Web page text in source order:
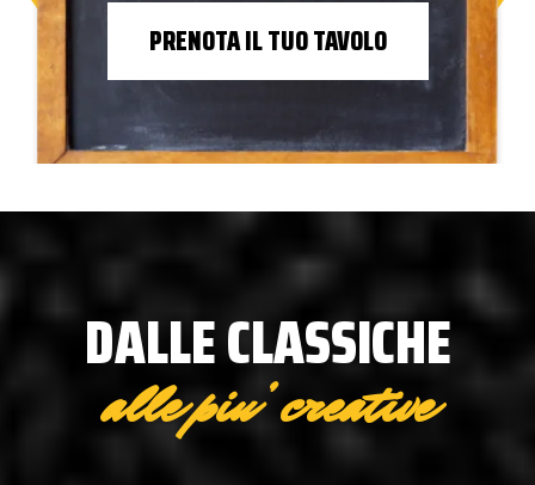
PRENOTA IL TUO TAVOLO
DALLE CLASSICHE
alle piu’ creative